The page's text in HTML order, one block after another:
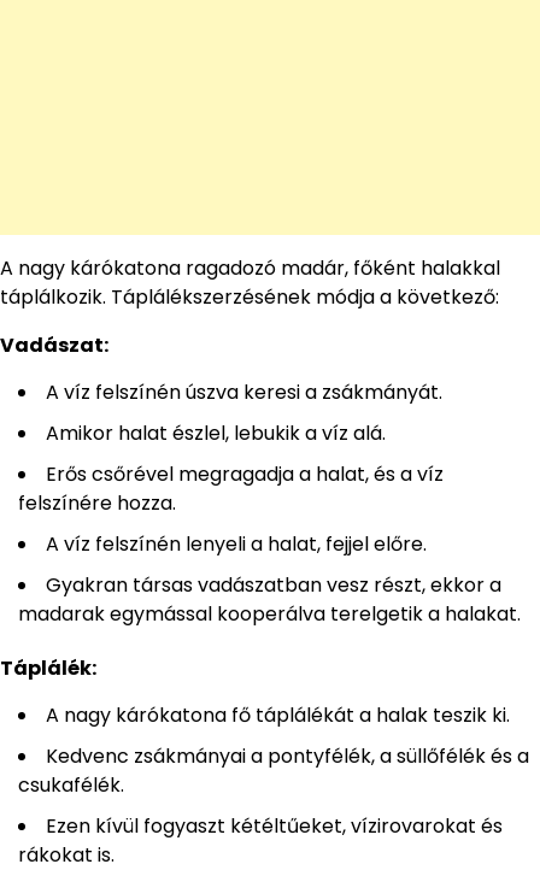
A nagy kárókatona ragadozó madár, főként halakkal
táplálkozik. Táplálékszerzésének módja a következő:
Vadászat:
A víz felszínén úszva keresi a zsákmányát.
Amikor halat észlel, lebukik a víz alá.
Erős csőrével megragadja a halat, és a víz
felszínére hozza.
A víz felszínén lenyeli a halat, fejjel előre.
Gyakran társas vadászatban vesz részt, ekkor a
madarak egymással kooperálva terelgetik a halakat.
Táplálék:
A nagy kárókatona fő táplálékát a halak teszik ki.
Kedvenc zsákmányai a pontyfélék, a süllőfélék és a
csukafélék.
Ezen kívül fogyaszt kétéltűeket, vízirovarokat és
rákokat is.